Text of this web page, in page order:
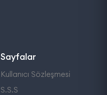
Sayfalar
Kullanıcı Sözleşmesi
S.S.S